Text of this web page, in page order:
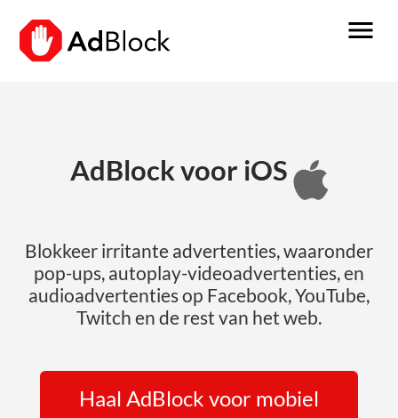
menu
AdBlock voor iOS
Blokkeer irritante advertenties, waaronder
pop-ups, autoplay-videoadvertenties, en
audioadvertenties op Facebook, YouTube,
Twitch en de rest van het web.
Haal AdBlock voor mobiel